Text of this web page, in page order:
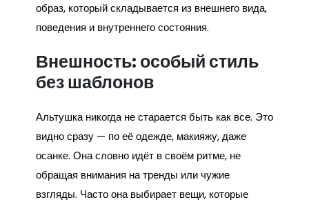
образ, который складывается из внешнего вида,
поведения и внутреннего состояния.
Внешность: особый стиль
без шаблонов
Альтушка никогда не старается быть как все. Это
видно сразу — по её одежде, макияжу, даже
осанке. Она словно идёт в своём ритме, не
обращая внимания на тренды или чужие
взгляды. Часто она выбирает вещи, которые